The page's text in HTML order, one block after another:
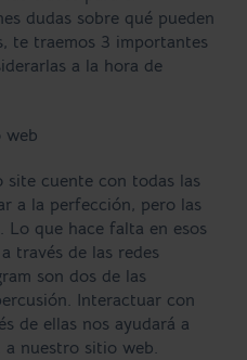
dudas sobre qué pueden
te traemos 3 importantes
a la hora de
web
site cuente con todas las
a la perfección, pero las
Lo que hace falta en esos
través de las redes
son dos de las
Interactuar con
de ellas nos ayudará a
nuestro sitio web.